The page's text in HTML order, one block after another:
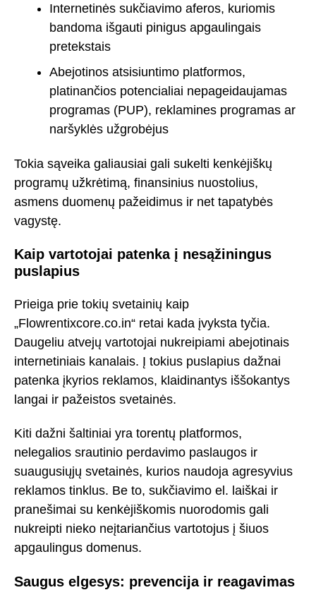
Internetinės sukčiavimo aferos, kuriomis
bandoma išgauti pinigus apgaulingais
pretekstais
Abejotinos atsisiuntimo platformos,
platinančios potencialiai nepageidaujamas
programas (PUP), reklamines programas ar
naršyklės užgrobėjus
Tokia sąveika galiausiai gali sukelti kenkėjiškų
programų užkrėtimą, finansinius nuostolius,
asmens duomenų pažeidimus ir net tapatybės
vagystę.
Kaip vartotojai patenka į nesąžiningus
puslapius
Prieiga prie tokių svetainių kaip
„Flowrentixcore.co.in“ retai kada įvyksta tyčia.
Daugeliu atvejų vartotojai nukreipiami abejotinais
internetiniais kanalais. Į tokius puslapius dažnai
patenka įkyrios reklamos, klaidinantys iššokantys
langai ir pažeistos svetainės.
Kiti dažni šaltiniai yra torentų platformos,
nelegalios srautinio perdavimo paslaugos ir
suaugusiųjų svetainės, kurios naudoja agresyvius
reklamos tinklus. Be to, sukčiavimo el. laiškai ir
pranešimai su kenkėjiškomis nuorodomis gali
nukreipti nieko neįtariančius vartotojus į šiuos
apgaulingus domenus.
Saugus elgesys: prevencija ir reagavimas